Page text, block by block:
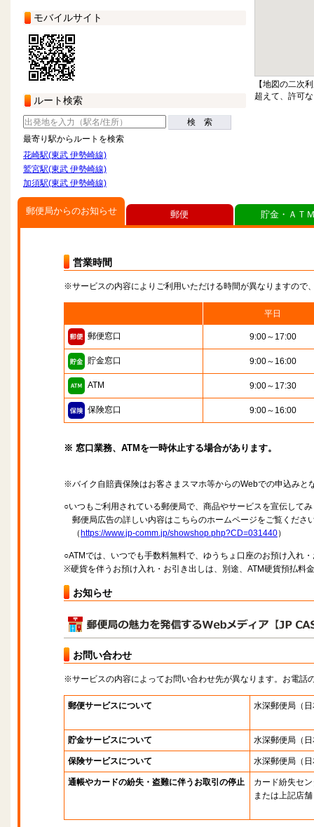
モバイルサイト
ルート検索
検 索
最寄り駅からルートを検索
花崎駅(東武 伊勢崎線)
鷲宮駅(東武 伊勢崎線)
加須駅(東武 伊勢崎線)
【地図の二次
超えて、許可
郵便局からのお知らせ
営業時間
※サービスの内容によりご利用いただける時間が異なりますので
平日
郵便窓口 9:00～17:00
貯金窓口 9:00～16:00
ATM 9:00～17:30
保険窓口 9:00～16:00
※ 窓口業務、ATMを一時休止する場合があります。
※バイク自賠責保険はお客さまスマホ等からのWebでの申込みと
○いつもご利用されている郵便局で、商品やサービスを宣伝して
郵便局広告の詳しい内容はこちらのホームページをご覧くださ
（ https://www.jp-comm.jp/showshop.php?CD=031440）
○ATMでは、いつでも手数料無料で、ゆうちょ口座のお預け入れ
※硬貨を伴うお預け入れ・お引き出しは、別途、ATM硬貨預払料
お知らせ
お問い合わせ
※サービスの内容によってお問い合わせ先が異なります。お電話
郵便サービスについて 水深郵便局 （
貯金サービスについて 水深郵便局 （
保険サービスについて 水深郵便局 （
通帳やカードの紛失・盗難に伴うお取引の停止
カード紛失セ
または上記店舗
郵便 貯金・ＡＴ